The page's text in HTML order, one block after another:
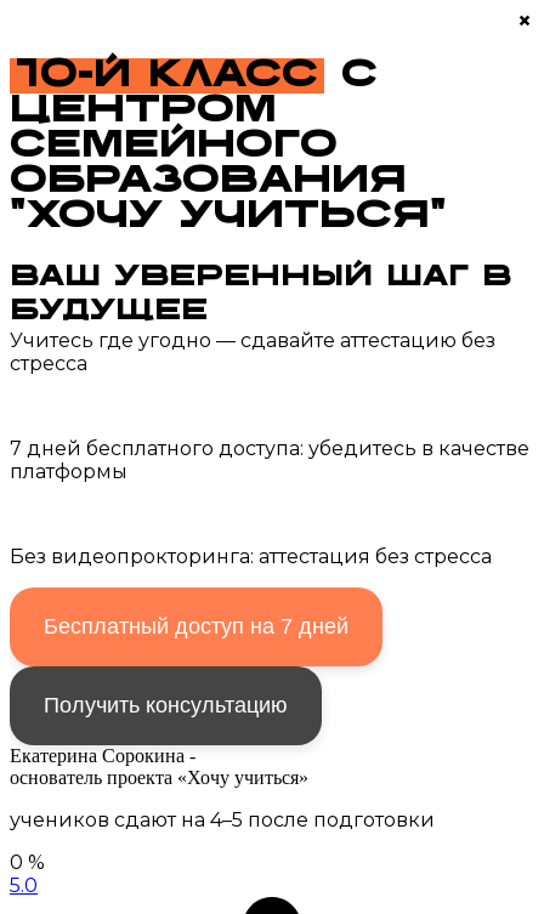
10-й класс
с
центром
семейного
образования
“Хочу учиться”
ваш уверенный шаг в
будущее
Учитесь где угодно — сдавайте аттестацию без
стресса
7 дней бесплатного доступа: убедитесь в качестве
платформы
Без видеопрокторинга: аттестация без стресса
Бесплатный доступ на 7 дней
Получить консультацию
Екатерина Сорокина -
основатель проекта «Хочу учиться»
учеников сдают на 4–5 после подготовки
0 %
5.0
×